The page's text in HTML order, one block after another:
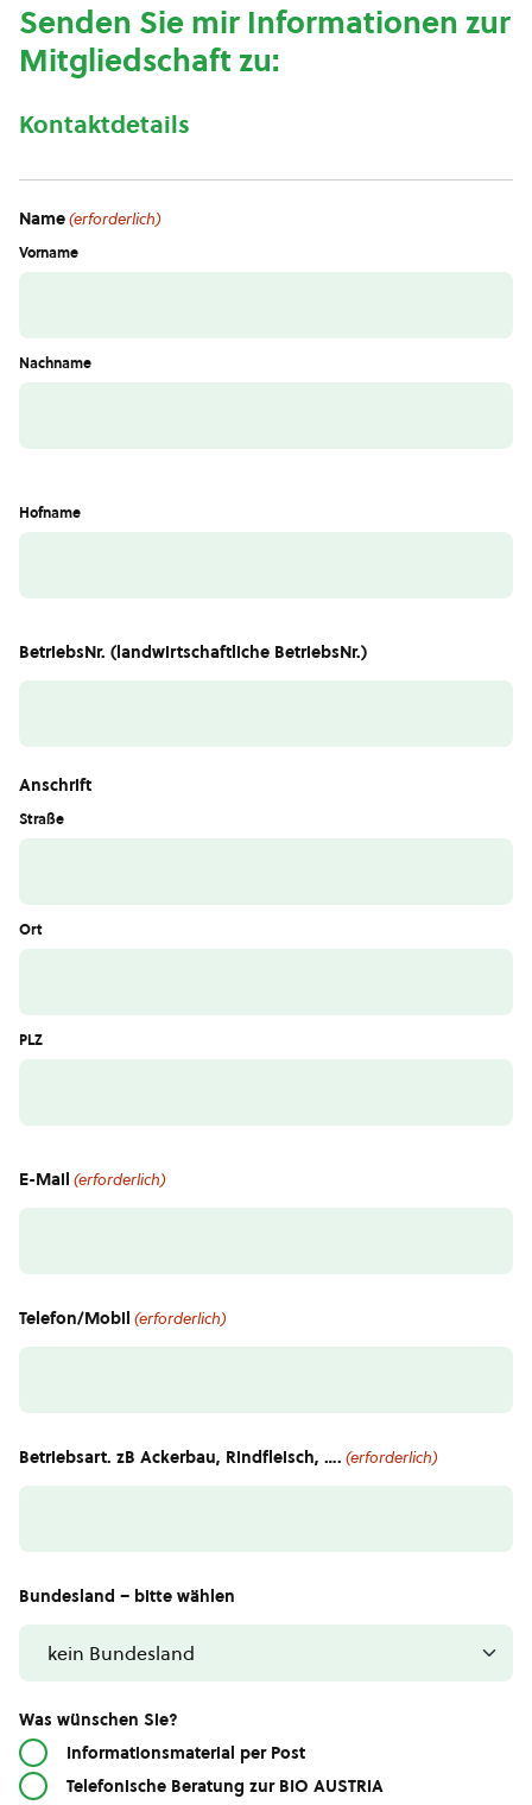
Senden Sie mir Informationen zur
Mitgliedschaft zu:
Kontaktdetails
Name(erforderlich)
Vorname
Nachname
Hofname
BetriebsNr. (landwirtschaftliche BetriebsNr.)
Anschrift
Straße
Ort
PLZ
E-Mail (erforderlich)
Telefon/Mobil (erforderlich)
Betriebsart. zB Ackerbau, Rindfleisch, …. (erforderlich)
Bundesland – bitte wählen
Was wünschen Sie?
Informationsmaterial per Post
Telefonische Beratung zur BIO AUSTRIA